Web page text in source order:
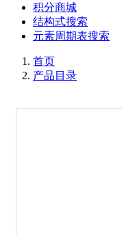
积分商城
结构式搜索
元素周期表搜索
首页
产品目录